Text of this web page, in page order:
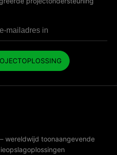
wereldwijd toonaangevende